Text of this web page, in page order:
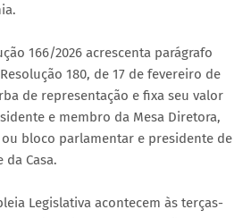
166/2026 acrescenta parágrafo
180, de 17 de fevereiro de
de representação e fixa seu valor
e membro da Mesa Diretora,
bloco parlamentar e presidente de
Casa.
Legislativa acontecem às terças-